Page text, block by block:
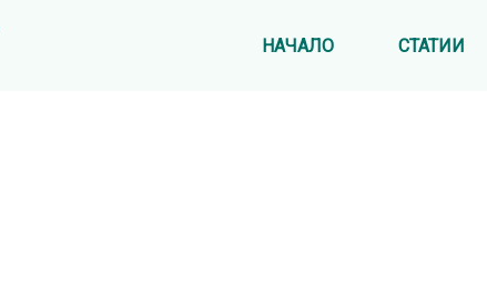
НАЧАЛО СТАТИИ